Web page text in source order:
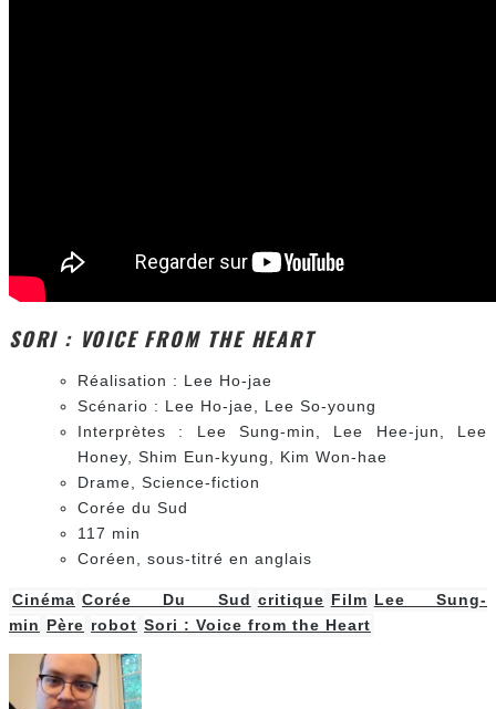
SORI : VOICE FROM THE HEART
Réalisation : Lee Ho-jae
Scénario : Lee Ho-jae, Lee So-young
Interprètes : Lee Sung-min, Lee Hee-jun, Lee
Honey, Shim Eun-kyung, Kim Won-hae
Drame, Science-fiction
Corée du Sud
117 min
Coréen, sous-titré en anglais
Cinéma Corée Du Sud critique Film Lee Sung-
min Père robot Sori : Voice from the Heart